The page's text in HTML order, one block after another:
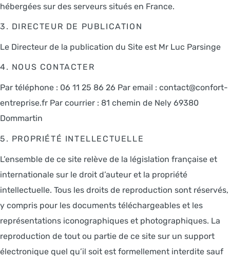
hébergées sur des serveurs situés en France.
3. DIRECTEUR DE PUBLICATION
Le Directeur de la publication du Site est Mr Luc Parsinge
4. NOUS CONTACTER
Par téléphone : 06 11 25 86 26 Par email : contact@confort-
entreprise.fr Par courrier : 81 chemin de Nely 69380
Dommartin
5. PROPRIÉTÉ INTELLECTUELLE
L’ensemble de ce site relève de la législation française et
internationale sur le droit d’auteur et la propriété
intellectuelle. Tous les droits de reproduction sont réservés,
y compris pour les documents téléchargeables et les
représentations iconographiques et photographiques. La
reproduction de tout ou partie de ce site sur un support
électronique quel qu’il soit est formellement interdite sauf